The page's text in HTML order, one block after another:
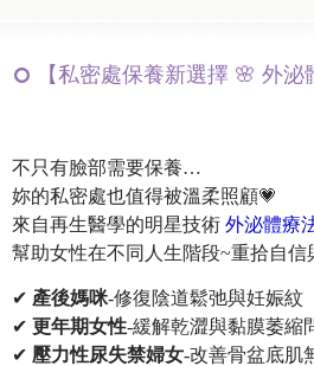
【私密處保養新選擇 🌸 外泌
不只有臉部需要保養…
妳的私密處也值得被溫柔照顧💗
來自再生醫學的明星技術 外泌體療
幫助女性在不同人生階段~重拾自信
✔ 產後媽咪-修復陰道鬆弛與妊娠紋
✔ 更年期女性-緩解乾澀與黏膜萎縮
✔ 壓力性尿失禁婦女-改善骨盆底肌